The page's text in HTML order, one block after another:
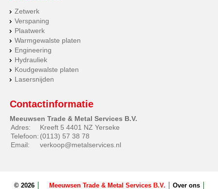
Zetwerk
Verspaning
Plaatwerk
Warmgewalste platen
Engineering
Hydrauliek
Koudgewalste platen
Lasersnijden
Contactinformatie
Meeuwsen Trade & Metal Services B.V.
Adres:
Kreeft 5 4401 NZ Yerseke
Telefoon: (0113) 57 38 78
Email:
verkoop@metalservices.nl
© 2026 Meeuwsen Trade & Metal Services B.V. Over ons